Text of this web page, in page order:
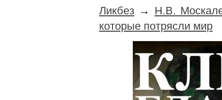
Ликбез → Н.В.
которые потрясли мир